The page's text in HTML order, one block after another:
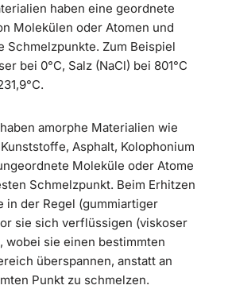
haben eine geordnete
Molekülen oder Atomen und
Schmelzpunkte. Zum Beispiel
bei 0°C, Salz (NaCl) bei 801°C
amorphe Materialien wie
Asphalt, Kolophonium
Moleküle oder Atome
Schmelzpunkt. Beim Erhitzen
in der Regel (gummiartiger
sie sich verflüssigen (viskoser
wobei sie einen bestimmten
überspannen, anstatt an
Punkt zu schmelzen.